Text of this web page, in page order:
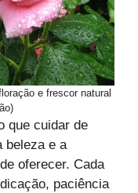
e frescor natural
que cuidar de
beleza e a
oferecer. Cada
paciência